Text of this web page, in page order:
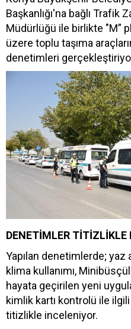
Başkanlığı'na bağlı Trafik
Müdürlüğü ile birlikte "M”
üzere toplu taşıma
denetimleri
DENETİMLER TİTİZLİKLE
Yapılan denetimlerde; yaz
klima kullanımı,
hayata geçirilen yeni
kimlik kartı kontrolü ile
titizlikle inceleniyor.